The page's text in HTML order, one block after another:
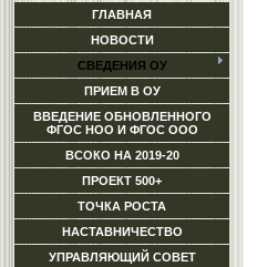
ГЛАВНАЯ
НОВОСТИ
СВЕДЕНИЯ ОУ
ПРИЕМ В ОУ
ВВЕДЕНИЕ ОБНОВЛЕННОГО
ФГОС НОО И ФГОС ООО
ВСОКО НА 2019-20
ПРОЕКТ 500+
ТОЧКА РОСТА
НАСТАВНИЧЕСТВО
УПРАВЛЯЮЩИЙ СОВЕТ